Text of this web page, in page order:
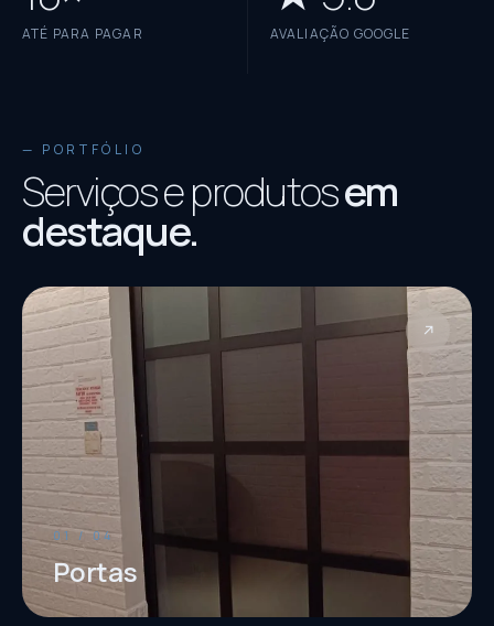
ATÉ PARA PAGAR AVALIAÇÃO GOOGLE
— PORTFÓLIO
Serviços e produtosem
destaque.
↗
01 / 04
Portas